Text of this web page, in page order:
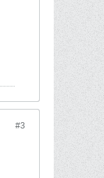
#3